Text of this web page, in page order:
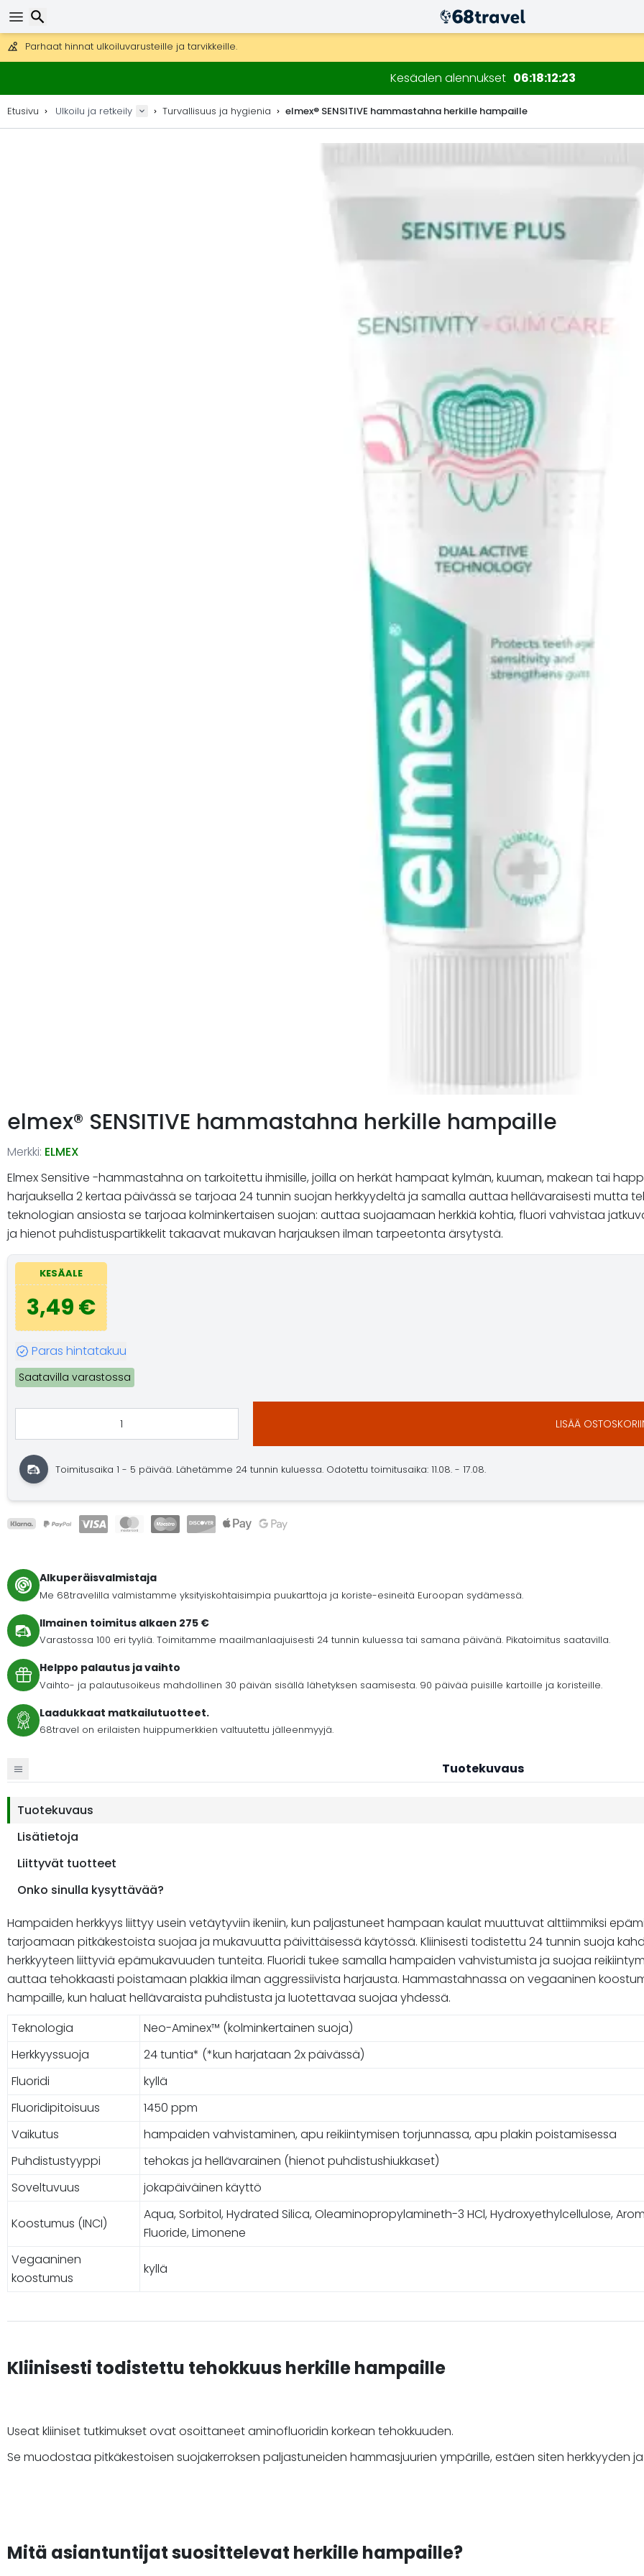
Mahdollisuus lähettää DHL Express -lähetyksenä (toimitus 24 tunnin kuluessa)
30 päivää palautukseen, 90 päivää puukarttoihin ja koristeisiin.
Parhaat hinnat ulkoiluvarusteille ja tarvikkeille.
Kesäalen alennukset 06 18 12 22
Etusivu Ulkoilu ja retkeily Turvallisuus ja hygienia elmex® SENSITIVE hammastahna herkille hampaille
elmex® SENSITIVE hammastahna herkille hampaille
Merkki: ELMEX
Elmex Sensitive -hammastahna on tarkoitettu ihmisille, joilla on herkät hampaat kylmän, kuuman, makean tai
harjauksella 2 kertaa päivässä se tarjoaa 24 tunnin suojan herkkyydeltä ja samalla auttaa hellävaraisesti mutta
teknologian ansiosta se tarjoaa kolminkertaisen suojan: auttaa suojaamaan herkkiä kohtia, fluori vahvistaa
ja hienot puhdistuspartikkelit takaavat mukavan harjauksen ilman tarpeetonta ärsytystä.
KESÄALE
3,49 €
Paras hintatakuu
Saatavilla varastossa
LISÄÄ
Toimitusaika 1 - 5 päivää. Lähetämme 24 tunnin kuluessa. Odotettu toimitusaika: 11.08. - 17.08.
Alkuperäisvalmistaja
Me 68travelilla valmistamme yksityiskohtaisimpia puukarttoja ja koriste-esineitä Euroopan sydämessä.
Ilmainen toimitus alkaen 275 €
Varastossa 100 eri tyyliä. Toimitamme maailmanlaajuisesti 24 tunnin kuluessa tai samana päivänä. Pikatoimitus saatavilla.
Helppo palautus ja vaihto
Vaihto- ja palautusoikeus mahdollinen 30 päivän sisällä lähetyksen saamisesta. 90 päivää puisille kartoille ja koristeille.
Laadukkaat matkailutuotteet.
68travel on erilaisten huippumerkkien valtuutettu jälleenmyyjä.
Tuotekuvaus
Tuotekuvaus
Lisätietoja
Liittyvät tuotteet
Onko sinulla kysyttävää?
Hampaiden herkkyys liittyy usein vetäytyviin ikeniin, kun paljastuneet hampaan kaulat muuttuvat alttiimmiksi
tarjoamaan pitkäkestoista suojaa ja mukavuutta päivittäisessä käytössä. Kliinisesti todistettu 24 tunnin suoja
herkkyyteen liittyviä epämukavuuden tunteita. Fluoridi tukee samalla hampaiden vahvistumista ja suojaa
auttaa tehokkaasti poistamaan plakkia ilman aggressiivista harjausta. Hammastahnassa on vegaaninen
hampaille, kun haluat hellävaraista puhdistusta ja luotettavaa suojaa yhdessä.
Teknologia
Neo-Aminex™ (kolminkertainen suoja)
Herkkyyssuoja
24 tuntia* (*kun harjataan 2x päivässä)
Fluoridi
kyllä
Fluoridipitoisuus
1450 ppm
Vaikutus
hampaiden vahvistaminen, apu reikiintymisen torjunnassa, apu plakin poistamisessa
Puhdistustyyppi
tehokas ja hellävarainen (hienot puhdistushiukkaset)
Soveltuvuus
jokapäiväinen käyttö
Koostumus (INCI)
Aqua, Sorbitol, Hydrated Silica, Oleaminopropylamineth-3 HCl, Hydroxyethylcellulose,
Fluoride, Limonene
Vegaaninen
koostumus
kyllä
Kliinisesti todistettu tehokkuus herkille hampaille
Useat kliiniset tutkimukset ovat osoittaneet aminofluoridin korkean tehokkuuden.
Se muodostaa pitkäkestoisen suojakerroksen paljastuneiden hammasjuurien ympärille, estäen siten herkkyyden ja
Mitä asiantuntijat suosittelevat herkille hampaille?